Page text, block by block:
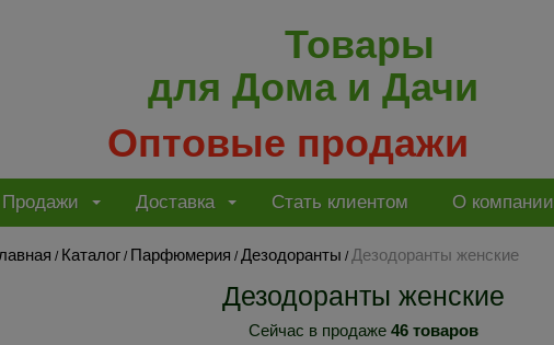
Товары
для Дома и Дачи
Оптовые продажи
Продажи Доставка Стать клиентом О компании
/ Каталог / Парфюмерия / Дезодоранты / Дезодоранты женские
Дезодоранты женские
Сейчас в продаже46 товаров